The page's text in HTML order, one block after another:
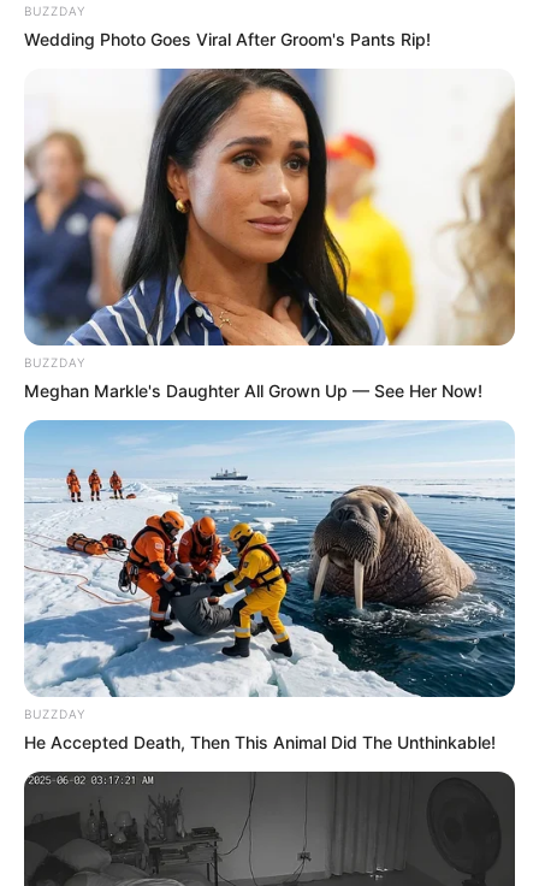
BUZZDAY
Wedding Photo Goes Viral After Groom's Pants Rip!
BUZZDAY
Meghan Markle's Daughter All Grown Up — See Her Now!
BUZZDAY
He Accepted Death, Then This Animal Did The Unthinkable!